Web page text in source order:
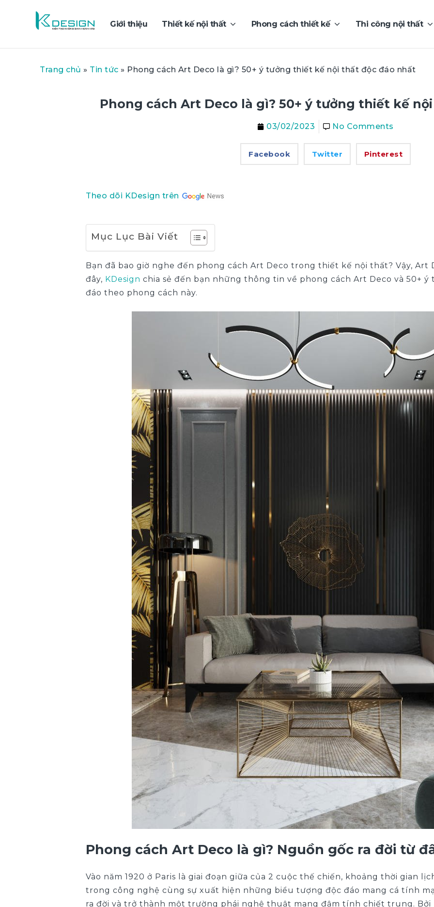
Giới thiệu Thiết kế nội thất Phong cách thiết kế Thi công nội thất
Trang chủ » Tin tức » Phong cách Art Deco là gì? 50+ ý tưởng thiết kế nội thất độc đáo nhất
Phong cách Art Deco là gì? 50+ ý tưởng thiết kế
03/02/2023 No Comments
Facebook Twitter Pinterest
Theo dõi KDesign trên
Mục Lục Bài Viết
Bạn đã bao giờ nghe đến phong cách Art Deco trong thiết kế nội thất? Vậy, Art
đây, KDesign chia sẻ đến bạn những thông tin về phong cách Art Deco và 50+
đáo theo phong cách này.
Phong cách Art Deco là gì? Nguồn gốc ra đời từ
Vào năm 1920 ở Paris là giai đoạn giữa của 2 cuộc thế chiến, khoảng thời gian
trong công nghệ cùng sự xuất hiện những biểu tượng độc đáo mang cá tính
ra đời và trở thành một trường phái nghệ thuật mang đậm tính chiết trung. Bởi